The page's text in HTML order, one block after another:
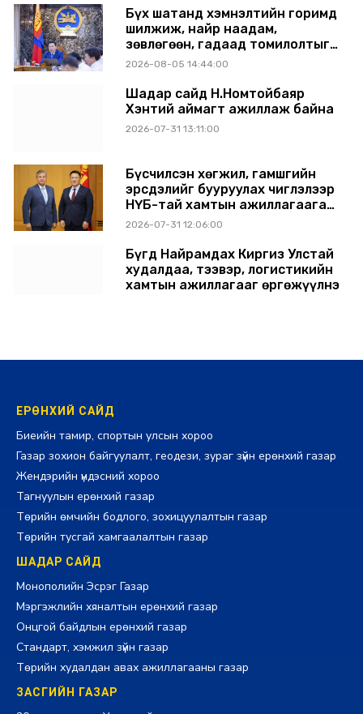
Бүх шатанд хэмнэлтийн горимд
шилжиж, найр наадам,
зөвлөгөөн, гадаад томилолтыг
хориглолоо
2026-08-05 14:44:00
Шадар сайд Н.Номтойбаяр
Хэнтий аймагт ажиллаж байна
2026-07-31 13:11:00
Бүсчилсэн хөгжил, гамшгийн
эрсдэлийг бууруулах чиглэлээр
НҮБ-тай хамтын ажиллагаагаа
өргөжүүлэхээр санал солилцлоо
2026-07-31 12:06:00
Бүгд Найрамдах Киргиз Улстай
худалдаа, тээвэр, логистикийн
хамтын ажиллагааг өргөжүүлнэ
ЕРӨНХИЙ САЙД
Биеийн тамир, спортын улсын хороо
Газар зохион байгуулалт, геодези, зураг зүйн ерөнхий газар
Жендэрийн үндэсний хороо
Тагнуулын ерөнхий газар
Төрийн өмчийн бодлого, зохицуулалтын газар
Төрийн тусгай хамгаалалтын газар
ШАДАР САЙД
Монополийн Эсрэг Газар
Мэргэжлийн хяналтын ерөнхий газар
Онцгой байдлын ерөнхий газар
Стандарт, хэмжил зүйн газар
Төрийн худалдан авах ажиллагааны газар
ЗАСГИЙН ГАЗАР